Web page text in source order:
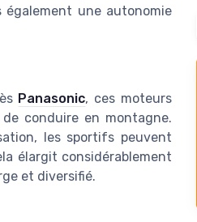
une autonomie
Panasonic, ces moteurs
conduire en montagne.
les sportifs peuvent
élargit considérablement
et diversifié.